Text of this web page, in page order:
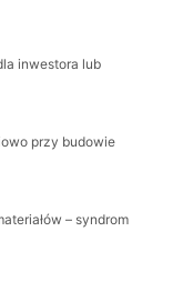
inwestora lub
przy budowie
– syndrom